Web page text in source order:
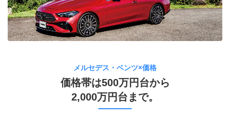
メルセデス・ベンツ×価格
価格帯は500万円台から
2,000万円台まで。